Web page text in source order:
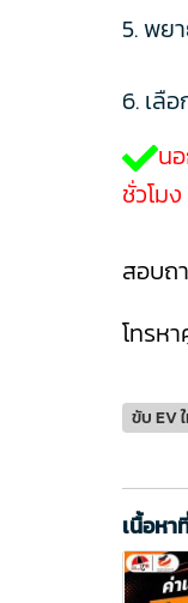
5. พย
6. เลื
น
ชั่วโม
สอบถ
โทรห
ขับ EV
เนื้อหา